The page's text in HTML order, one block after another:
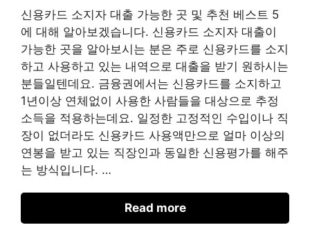
신용카드 소지자 대출 가능한 곳 및 추천 베스트 5
에 대해 알아보겠습니다. 신용카드 소지자 대출이
가능한 곳을 알아보시는 분은 주로 신용카드를 소지
하고 사용하고 있는 내역으로 대출을 받기 원하시는
분들일텐데요. 금융권에서는 신용카드를 소지하고
1년이상 연체없이 사용한 사람들을 대상으로 추정
소득을 적용하는데요. 일정한 고정적인 수입이나 직
장이 없더라도 신용카드 사용액만으로 얼마 이상의
연봉을 받고 있는 직장인과 동일한 신용평가를 해주
는 방식입니다. …
Read more